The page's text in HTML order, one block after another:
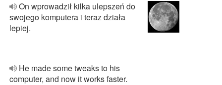
On wprowadził kilka ulepszeń do
swojego komputera i teraz działa
lepiej.
He made some tweaks to his
computer, and now it works faster.